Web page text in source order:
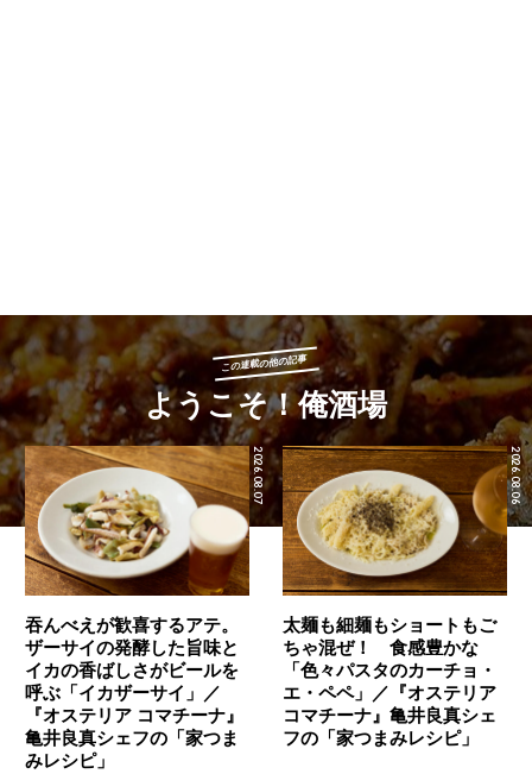
この連載の他の記事
ようこそ！俺酒場
2026.08.07
吞んべえが歓喜するアテ。
ザーサイの発酵した旨味と
イカの香ばしさがビールを
呼ぶ「イカザーサイ」／
『オステリア コマチーナ』
⻲井良真シェフの「家つま
みレシピ」
2026.08.06
太麺も細麺もショートもご
ちゃ混ぜ！ 食感豊かな
「色々パスタのカーチョ・
エ・ペペ」／『オステリア
コマチーナ』亀井良真シェ
フの「家つまみレシピ」